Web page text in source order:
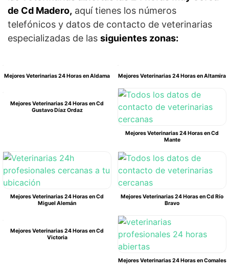
de Cd Madero, aquí tienes los números
telefónicos y datos de contacto de veterinarias
especializadas de las siguientes zonas:
Mejores Veterinarias 24 Horas en Aldama Mejores Veterinarias 24 Horas en Altamira
Mejores Veterinarias 24 Horas en Cd
Gustavo Díaz Ordaz
Mejores Veterinarias 24 Horas en Cd
Mante
Mejores Veterinarias 24 Horas en Cd
Miguel Alemán
Mejores Veterinarias 24 Horas en Cd Río
Bravo
Mejores Veterinarias 24 Horas en Cd
Victoria
Mejores Veterinarias 24 Horas en Comales